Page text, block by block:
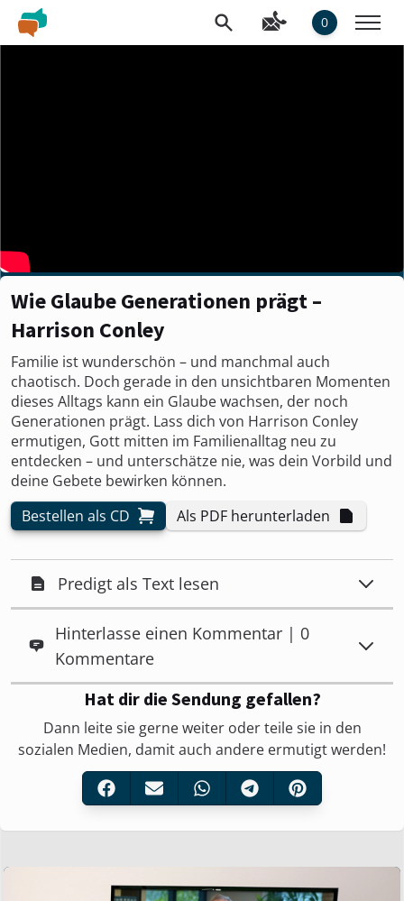
0
Wie Glaube Generationen prägt –
Harrison Conley
Familie ist wunderschön – und manchmal auch
chaotisch. Doch gerade in den unsichtbaren Momenten
dieses Alltags kann ein Glaube wachsen, der noch
Generationen prägt. Lass dich von Harrison Conley
ermutigen, Gott mitten im Familienalltag neu zu
entdecken – und unterschätze nie, was dein Vorbild und
deine Gebete bewirken können.
Bestellen als CD
Als PDF herunterladen
Predigt als Text lesen
Hinterlasse einen Kommentar | 0
Kommentare
Hat dir die Sendung gefallen?
Dann leite sie gerne weiter oder teile sie in den
sozialen Medien, damit auch andere ermutigt werden!